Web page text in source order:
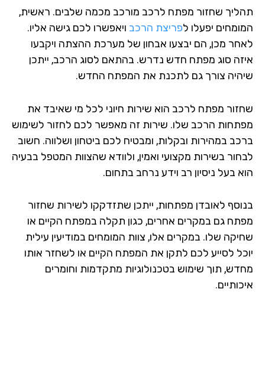
שחזור מפתח לרכב מורכב מכמה שלבים. ראשית,
יפעלו לפריצת הרכבויאפשרו לכם גישה אליו.
מכן, הם יבצעו אבחון של מערכת ההצתה ויקבעו
סוג מפתח חדש נדרש. בהתאם לסוג הרכב, ייתכן
צורך גם לתכנת את המפתח החדש.
מפתח לרכב הוא שירות חיוני לכל מי שאיבד את
הרכב שלו. שירות זה מאפשר לכם לחזור לשימוש
במהירות ובקלות, ומבטיח לכם ביטחון ושלווה. חשוב
בשירות מקצועי ואמין, ולוודא שהצוות המטפל בבעיה
בעל ניסיון רב וידע נרחב בתחום.
לאובדן מפתחות, ייתכן שתזדקקו לשירות שחזור
גם במקרים אחרים, כגון תקלה במפתח הקיים או
שלו. במקרים אלו, צוות המומחים במודיעין עילית
לסייע לכם לתקן את המפתח הקיים או לשחזר אותו
תוך שימוש בטכנולוגיות מתקדמות וחומרים